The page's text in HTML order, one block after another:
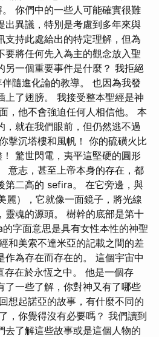
你們中的一些人可能確實很難
出異議，特別是考慮到多年來與
持此處給出的特定理解，但為
將任何先入為主的觀念放入聖
另一個重要事件是什麼？ 我拒絕
隨進化論的教導。 也因為我發
了翅膀。 我接受整本聖經是神
，他不會強迫任何人相信他。 本
就在我們眼前，但仍然逃不過
擊沉塔樓和風帆！ 你的硫磺火比
驚世閃電，夷平這堅硬的圓形
意志，甚至上帝本身的存在，都
第二高的 sefira。 在它旁邊，與
），它就像一面鏡子，將光線
魂的源頭。 樹幹的底部是第十
字面意思是具有女性本性的神聖
和美索不達米亞的記載之間的差
為存在而存在的。 這個宇宙中
存在於永恆之中。 他是一個存
了一些了解，你對神又有了哪些
想起諾亞的故事，有什麼不同的
，你覺得沒有必要嗎？ 我們讀到
了解這些故事或是這個人物的